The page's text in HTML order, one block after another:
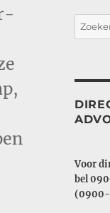
Zoeken
naar:
Voor
bel